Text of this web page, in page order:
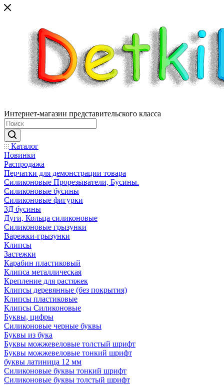
Интернет-магазин представительского класса
Каталог
Новинки
Распродажа
Перчатки для демонстрации товара
Силиконовые Прорезыватели, Бусины.
Силиконовые бусины
Силиконовые фигурки
3Д бусины
Дуги, Кольца силиконовые
Силиконовые грызунки
Варежки-грызунки
Клипсы
Застежки
Карабин пластиковый
Клипса металлическая
Крепление для растяжек
Клипсы деревянные (без покрытия)
Клипсы пластиковые
Клипсы Силиконовые
Буквы, цифры
Силиконовые черные буквы
Буквы из бука
Буквы можжевеловые толстый шрифт
Буквы можжевеловые тонкий шрифт
буквы латиница 12 мм
Силиконовые буквы тонкий шрифт
Силиконовые буквы толстый шрифт